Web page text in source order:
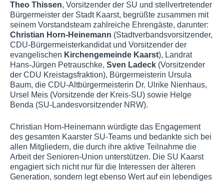
Theo Thissen, Vorsitzender der SU und stellvertretender
Bürgermeister der Stadt Kaarst, begrüßte zusammen mit
seinem Vorstandsteam zahlreiche Ehrengäste, darunter:
Christian Horn-Heinemann (Stadtverbandsvorsitzender,
CDU-Bürgermeisterkandidat und Vorsitzender der
evangelischen Kirchengemeinde Kaarst), Landrat
Hans-Jürgen Petrauschke, Sven Ladeck (Vorsitzender
der CDU Kreistagsfraktion), Bürgermeisterin Ursula
Baum, die CDU-Altbürgermeisterin Dr. Ulrike Nienhaus,
Ursel Meis (Vorsitzende der Kreis-SU) sowie Helge
Benda (SU-Landesvorsitzender NRW).
Christian Horn-Heinemann würdigte das Engagement
des gesamten Kaarster SU-Teams und bedankte sich bei
allen Mitgliedern, die durch ihre aktive Teilnahme die
Arbeit der Senioren-Union unterstützen. Die SU Kaarst
engagiert sich nicht nur für die Interessen der älteren
Generation, sondern legt ebenso Wert auf ein lebendiges